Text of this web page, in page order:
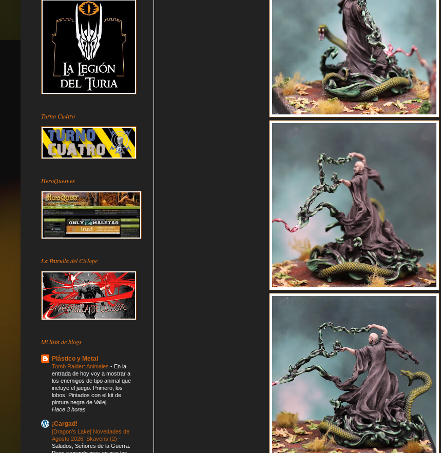
Turno Cu4tro
HeroQuest.es
La Patrulla del Cíclope
Mi lista de blogs
Plástico y Metal
Tomb Raider: Animales - En la
entrada de hoy voy a mostrar a
los enemigos de tipo animal que
incluye el juego. Primero, los
lobos. Pintados con el kit de
pintura negra de Vallej...
Hace 3 horas
¡Cargad!
[Dragon’s Lake] Novedades de
Agosto 2026: Skavens (2) -
Saludos, Señores de la Guerra.